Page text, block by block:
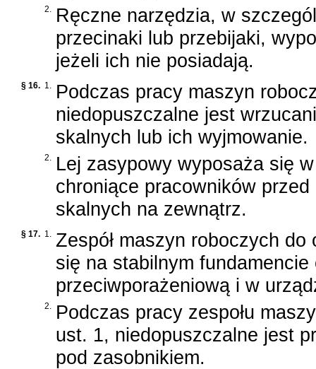
2.
Ręczne narzędzia, w
przecinaki lub przebijaki,
jeżeli ich nie posiadają.
§ 16. 1.
Podczas pracy maszyn
niedopuszczalne jest
skalnych lub ich wyjmowanie.
2.
Lej zasypowy wyposaża się
chroniące pracowników przed
skalnych na zewnątrz.
§ 17. 1.
Zespół maszyn roboczych
się na stabilnym
przeciwporażeniową i w
2.
Podczas pracy zespołu
ust. 1, niedopuszczalne jest
pod zasobnikiem.